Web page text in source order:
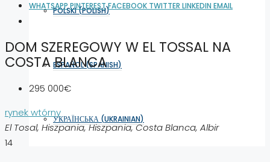
POLSKI(POLISH)
ESPAÑOL(SPANISH)
УКРАЇНСЬКА (UKRAINIAN)
WHATSAPPPINTERESTFACEBOOK TWITTER LINKEDIN EMAIL
DOM SZEREGOWY W EL TOSSAL NA
COSTA BLANCA
295 000€
rynek wtórny
El Tosal, Hiszpania, Hiszpania, Costa Blanca, Albir
14